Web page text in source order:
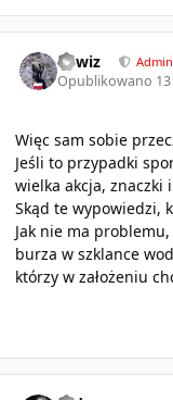
sirwiz
Opublikowano
Więc sam sobie
Jeśli to przypadki
wielka akcja, znaczki
Skąd te wypowiedzi,
Jak nie ma
burza w szklance
którzy w założeniu